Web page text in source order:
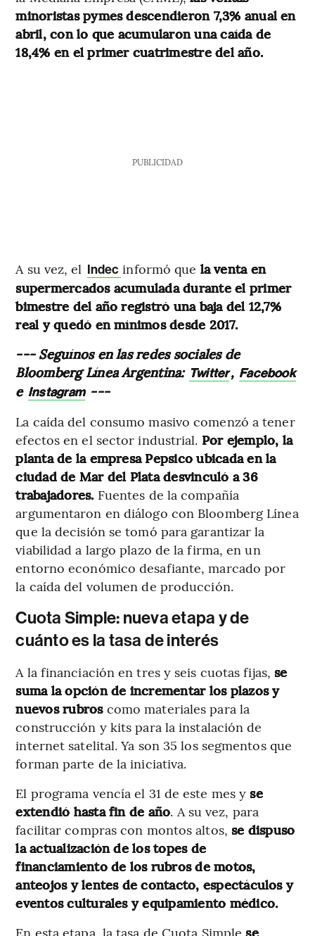
minoristas pymes descendieron 7,3% anual en
abril, con lo que acumularon una caída de
18,4% en el primer cuatrimestre del año.
PUBLICIDAD
A su vez, el Indec informó que la venta en
supermercados acumulada durante el primer
bimestre del año registró una baja del 12,7%
real y quedó en mínimos desde 2017.
--- Seguínos en las redes sociales de
Bloomberg Línea Argentina: Twitter, Facebook
e Instagram ---
La caída del consumo masivo comenzó a tener
efectos en el sector industrial. Por ejemplo, la
planta de la empresa Pepsico ubicada en la
ciudad de Mar del Plata desvinculó a 36
trabajadores. Fuentes de la compañía
argumentaron en diálogo con Bloomberg Línea
que la decisión se tomó para garantizar la
viabilidad a largo plazo de la firma, en un
entorno económico desafiante, marcado por
la caída del volumen de producción.
Cuota Simple: nueva etapa y de
cuánto es la tasa de interés
A la financiación en tres y seis cuotas fijas, se
suma la opción de incrementar los plazos y
nuevos rubros como materiales para la
construcción y kits para la instalación de
internet satelital. Ya son 35 los segmentos que
forman parte de la iniciativa.
El programa vencía el 31 de este mes yse
extendió hasta fin de año. A su vez, para
facilitar compras con montos altos, se dispuso
la actualización de los topes de
financiamiento de los rubros de motos,
anteojos y lentes de contacto, espectáculos y
eventos culturales y equipamiento médico.
En esta etapa, la tasa de Cuota Simplese